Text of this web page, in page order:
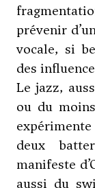
prévenir
vocale, si
des
Le jazz,
ou du
deux
manifeste
aussi du